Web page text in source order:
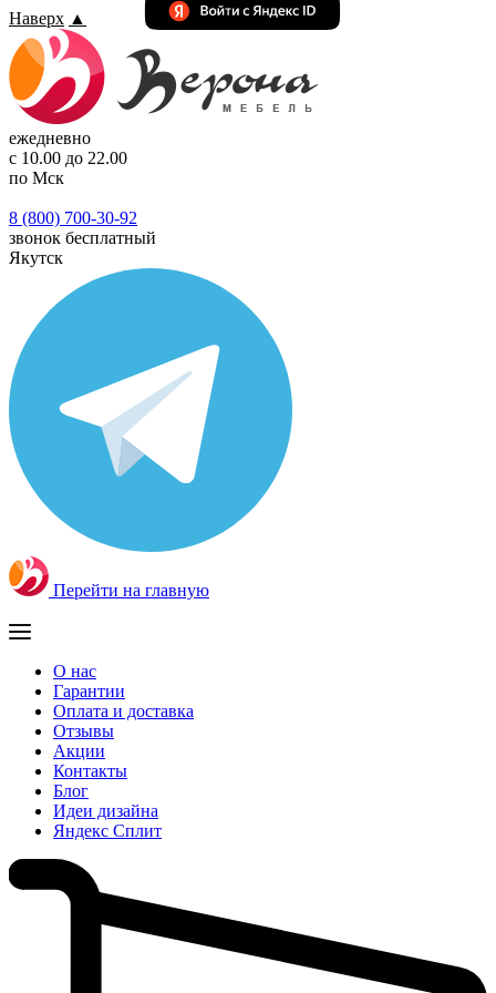
Наверх ▲
ежедневно
с 10.00 до 22.00
по Мск
8 (800) 700-30-92
звонок бесплатный
Якутск
Перейти на главную
О нас
Гарантии
Оплата и доставка
Отзывы
Акции
Контакты
Блог
Идеи дизайна
Яндекс Сплит